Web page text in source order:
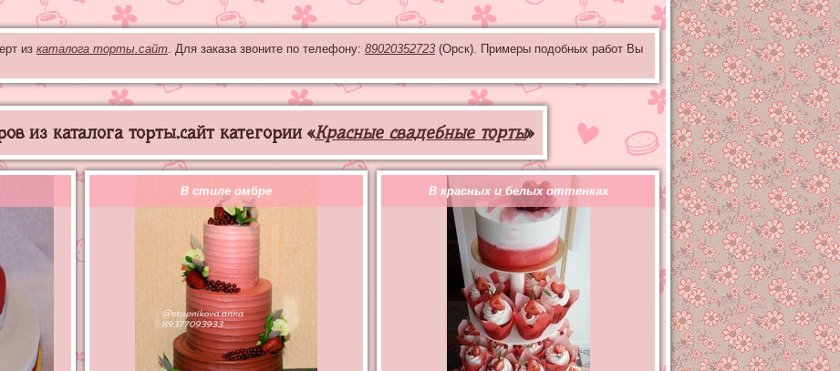
из каталога торты.сайт . Для заказа звоните по телефону: 89020352723 (Орск). Примеры подобных работ Вы
из каталога торты.сайт категории «Красные свадебные торты»
В стиле омбре В красных и белых оттенках